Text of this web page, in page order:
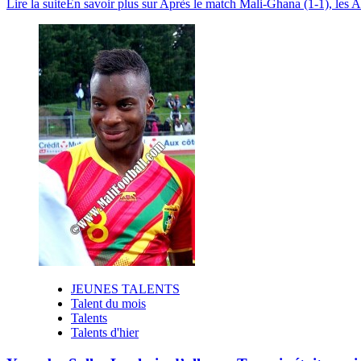
Lire la suiteEn savoir plus sur Après le match Mali-Ghana (1-1), les
JEUNES TALENTS
Talent du mois
Talents
Talents d'hier